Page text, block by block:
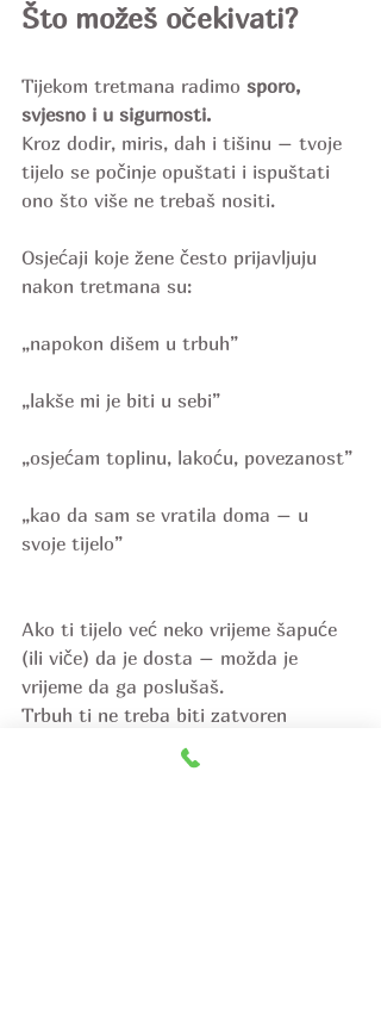
Što možeš očekivati?
Tijekom tretmana radimo sporo,
svjesno i u sigurnosti.
Kroz dodir, miris, dah i tišinu – tvoje
tijelo se počinje opuštati i ispuštati
ono što više ne trebaš nositi.
Osjećaji koje žene često prijavljuju
nakon tretmana su:
„napokon dišem u trbuh”
„lakše mi je biti u sebi”
„osjećam toplinu, lakoću, povezanost”
„kao da sam se vratila doma – u
svoje tijelo”
Ako ti tijelo već neko vrijeme šapuće
(ili viče) da je dosta – možda je
vrijeme da ga poslušaš.
Trbuh ti ne treba biti zatvoren
prostor nelagode. On može biti
snage, mudrosti i života.